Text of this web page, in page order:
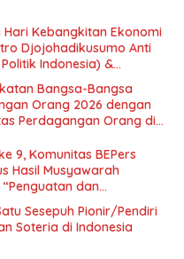
Kebangkitan Ekonomi
Djojohadikusumo Anti
Indonesia) &
Undang Perekonomian
dalam Menata Bangsa
Bangsa-Bangsa
Orang 2026 dengan
Perdagangan Orang di
9, Komunitas BEPers
Hasil Musyawarah
dan
Berbasis Riset di seluruh
Sesepuh Pionir/Pendiri
Soteria di Indonesia